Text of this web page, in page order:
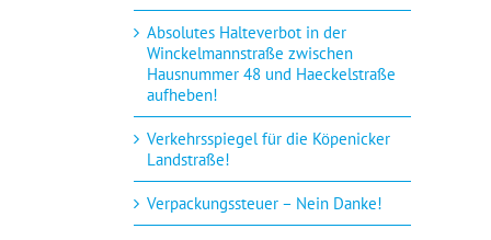
Absolutes Halteverbot in der
Winckelmannstraße zwischen
Hausnummer 48 und Haeckelstraße
aufheben!
Verkehrsspiegel für die Köpenicker
Landstraße!
Verpackungssteuer – Nein Danke!